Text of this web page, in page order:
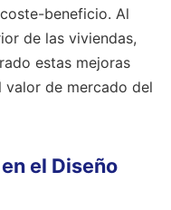
beneficio. Al
de las viviendas,
estas mejoras
valor de mercado del
el Diseño